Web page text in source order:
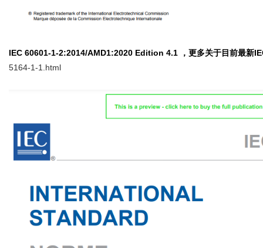
IEC 60601-1-2:2014/AMD1:2020 Edition 4.1
，更多关于目前最新
5164-1-1.html